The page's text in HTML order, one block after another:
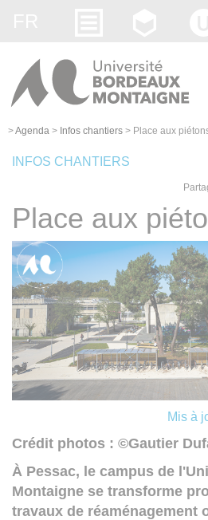
>Agenda > Infos chantiers > Place aux
INFOS CHANTIERS
Place aux
Mis à
Crédit photos : ©Gautier
À Pessac, le campus de
Montaigne se transforme
travaux de réaménagement